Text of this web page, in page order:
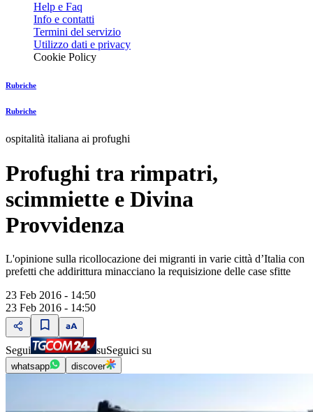
Help e Faq
Info e contatti
Termini del servizio
Utilizzo dati e privacy
Cookie Policy
Rubriche
Rubriche
ospitalità italiana ai profughi
Profughi tra rimpatri,
scimmiette e Divina
Provvidenza
L'opinione sulla ricollocazione dei migranti in varie città d’Italia con
prefetti che addirittura minacciano la requisizione delle case sfitte
23 Feb 2016 - 14:50
23 Feb 2016 - 14:50
Segui suSeguici su
whatsapp discover